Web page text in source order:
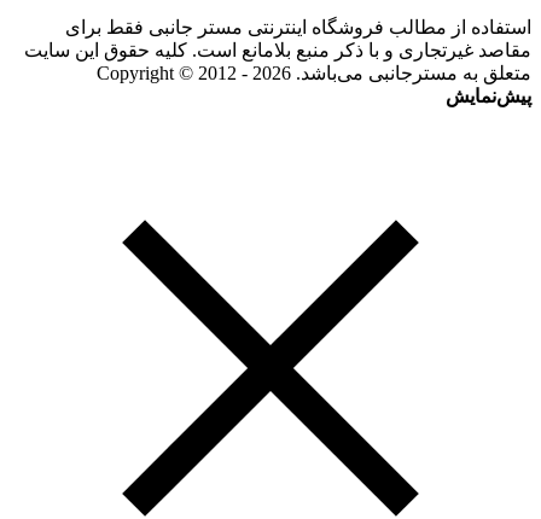
استفاده از مطالب فروشگاه اینترنتی مستر جانبی فقط برای
مقاصد غیرتجاری و با ذکر منبع بلامانع است. کلیه حقوق این سایت
متعلق به مسترجانبی می‌باشد. Copyright © 2012 - 2026
پیش‌نمایش